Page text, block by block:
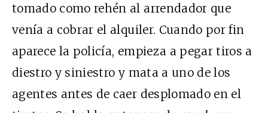
tomado como rehén al arrendador que
venía a cobrar el alquiler. Cuando por fin
aparece la policía, empieza a pegar tiros a
diestro y siniestro y mata a uno de los
agentes antes de caer desplomado en el